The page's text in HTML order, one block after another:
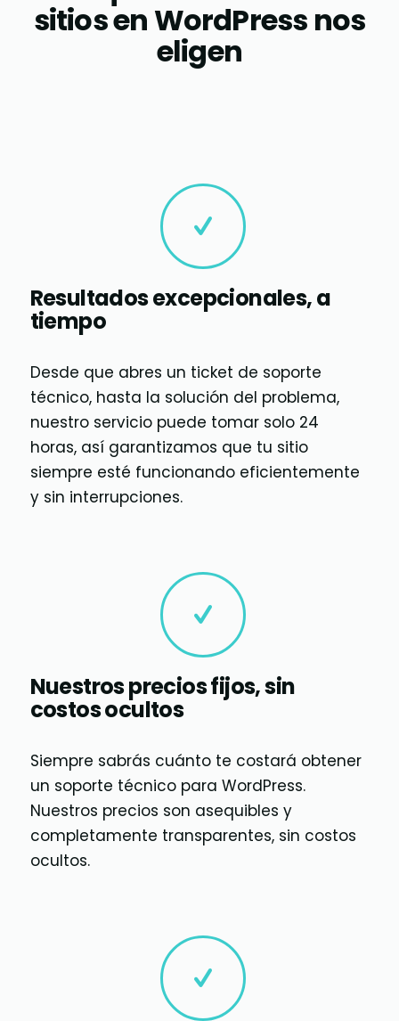
sitios en WordPress nos
eligen
Resultados excepcionales, a
tiempo
Desde que abres un ticket de soporte
técnico, hasta la solución del problema,
nuestro servicio puede tomar solo 24
horas, así garantizamos que tu sitio
siempre esté funcionando eficientemente
y sin interrupciones.
Nuestros precios fijos, sin
costos ocultos
Siempre sabrás cuánto te costará obtener
un soporte técnico para WordPress.
Nuestros precios son asequibles y
completamente transparentes, sin costos
ocultos.